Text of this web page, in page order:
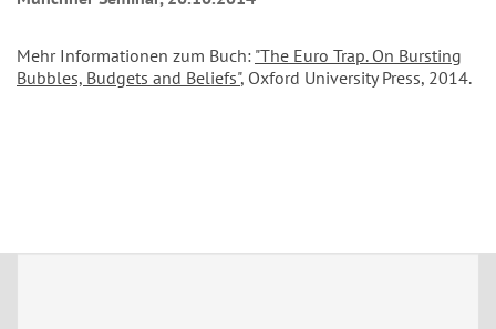
Mehr Informationen zum Buch: "The Euro Trap. On Bursting
Bubbles, Budgets and Beliefs", Oxford University Press, 2014.